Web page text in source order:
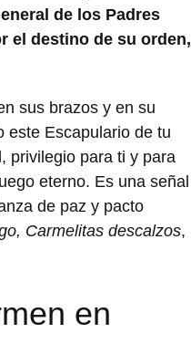
de los Padres
el destino de su orden,
sus brazos y en su
este Escapulario de tu
privilegio para ti y para
eterno. Es una señal
de paz y pacto
Carmelitas descalzos,
en